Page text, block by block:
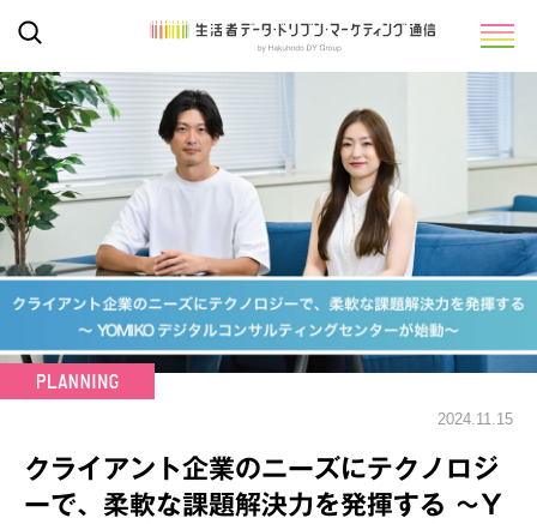
2024.11.15
クライアント企業のニーズにテクノロジ
ーで、柔軟な課題解決力を発揮する ～Y